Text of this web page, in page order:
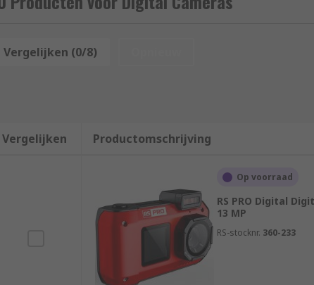
on a digital camera, the light goes through an open
(charged coupled device) or a CMOS image sensor.
Vergelijken (0/8)
Vergelijken Productomschrijving
Op voorraad
RS PRO Digital
13 MP
RS-stocknr. 360-233